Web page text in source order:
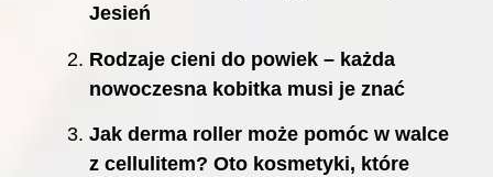
Jesień
Rodzaje cieni do powiek – każda
nowoczesna kobitka musi je znać
Jak derma roller może pomóc w walce
z cellulitem? Oto kosmetyki, które